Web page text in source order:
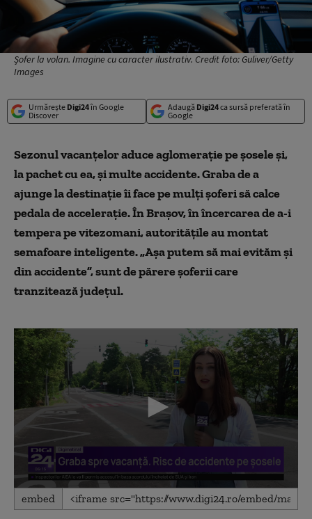
Șofer la volan. Imagine cu caracter ilustrativ. Credit foto: Guliver/Getty
Images
Urmărește Digi24în Google
Discover
Adaugă Digi24ca sursă preferată în
Google
Sezonul vacanțelor aduce aglomerație pe șosele și,
la pachet cu ea, și multe accidente. Graba de a
ajunge la destinație îi face pe mulți șoferi să calce
pedala de accelerație. În Brașov, în încercarea de a-i
tempera pe vitezomani, autoritățile au montat
semafoare inteligente. „Așa putem să mai evităm și
din accidente”, sunt de părere șoferii care
tranzitează județul.
0
seconds
embed